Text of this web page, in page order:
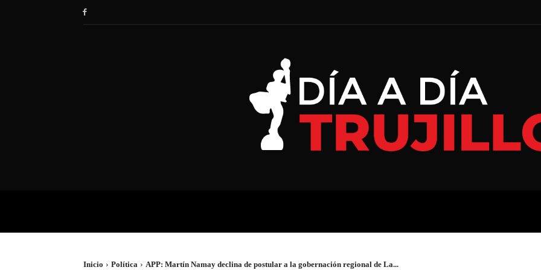
Inicio Política APP: Martín Namay declina de postular a la gobernación regional de La...